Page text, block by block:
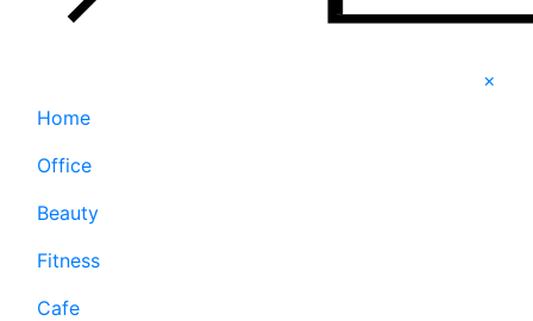
×
Home
Office
Beauty
Fitness
Cafe